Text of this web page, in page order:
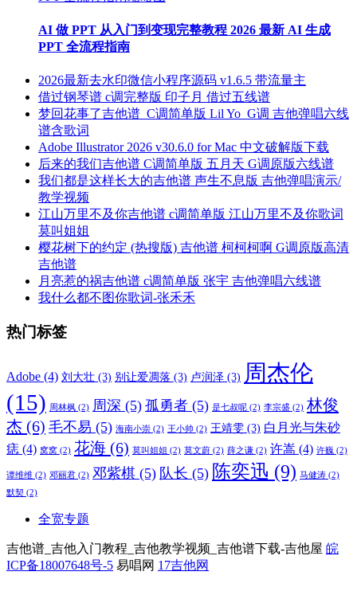
AI 做 PPT 从入门到变现完整教程 2026 最新 AI 生成
PPT 全流程指南
2026最新去水印微信小程序源码 v1.6.5 带流量主
借过钢琴谱 c调完整版 印子月 借过五线谱
梦回花事了吉他谱_C调简单版 Lil Yo_G调 吉他弹唱六线
谱含歌词
Adobe Illustrator 2026 v30.6.0 for Mac 中文破解版下载
后来的我们吉他谱 C调简单版 五月天 G调原版六线谱
我们都是这样长大的吉他谱 声生不息版 吉他弹唱演示/
教学视频
江山万里不及你吉他谱 c调简单版 江山万里不及你歌词
莫叫姐姐
樱花树下的约定 (热搜版) 吉他谱 柯柯柯啊 G调原版高清
吉他谱
月亮惹的祸吉他谱 c调简单版 张宇 吉他弹唱六线谱
我什么都不图你歌词-张禾禾
热门标签
Adobe (4) 刘大壮 (3) 别让爱凋落 (3) 卢润泽 (3) 周杰伦
(15)
周林枫 (2) 周深 (5) 孤勇者 (5) 是七叔呢 (2) 李宗盛 (2) 林俊
杰 (6) 毛不易 (5) 海南小崇 (2) 王小帅 (2) 王靖雯 (3) 白月光与朱砂
痣 (4) 窝窝 (2) 花海 (6) 莫叫姐姐 (2) 莫文蔚 (2) 薛之谦 (2) 许嵩 (4) 许巍 (2)
谭维维 (2) 邓丽君 (2) 邓紫棋 (5) 队长 (5) 陈奕迅 (9) 马健涛 (2)
默契 (2)
全宽专题
吉他谱_吉他入门教程_吉他教学视频_吉他谱下载-吉他屋 皖
ICP备18007648号-5 易唱网 17吉他网